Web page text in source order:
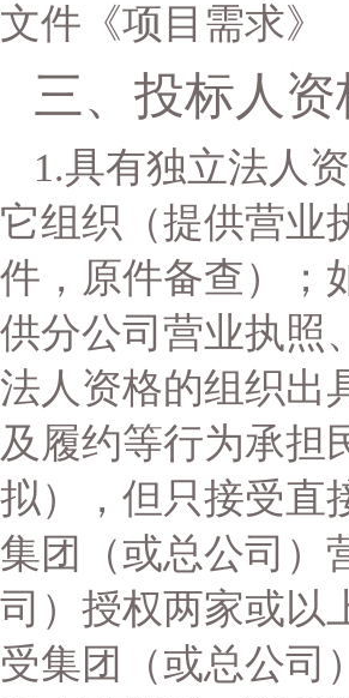
文件《项目需求》
三、投标人资
1.具有独立法人
它组织（提供营业
件，原件备查）；
供分公司营业执照
法人资格的组织出
及履约等行为承担
拟），但只接受直
集团（或总公司）
司）授权两家或以
受集团（或总公司